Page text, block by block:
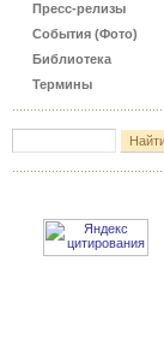
Пресс-релизы
События (Фото)
Библиотека
Термины